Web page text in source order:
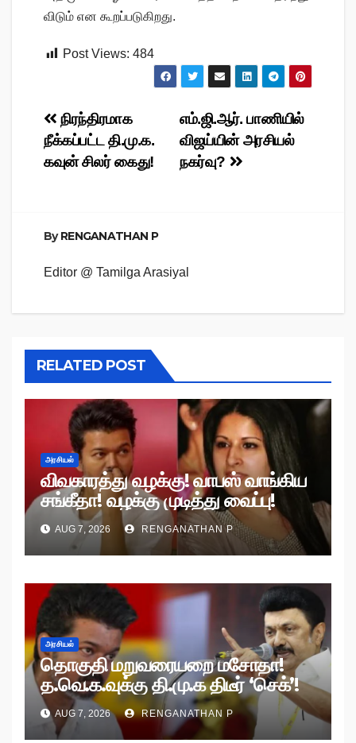
விடும் என கூறப்படுகிறது.
Post Views: 484
Post
navigation
எம்.ஜி.ஆர். பாணியில்
விஜய்யின் அரசியல்
நகர்வு?
நிரந்திரமாக
நீக்கப்பட்ட தி.மு.க.
கவுன் சிலர் கைது!
ByRENGANATHAN P
Editor @ Tamilga Arasiyal
RELATED POST
அரசியல்
விவகாரத்து வழக்கு! வாபஸ் வாங்கிய
சங்கீதா! வழக்கு முடித்து வைப்பு!
AUG 7, 2026 RENGANATHAN P
அரசியல்
தொகுதி மறுவரையறை மசோதா!
த.வெ.க.வுக்கு தி.மு.க திடீர் ‘செக்’!
AUG 7, 2026 RENGANATHAN P